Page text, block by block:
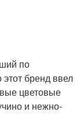
по
бренд ввел
цветовые
и нежно-